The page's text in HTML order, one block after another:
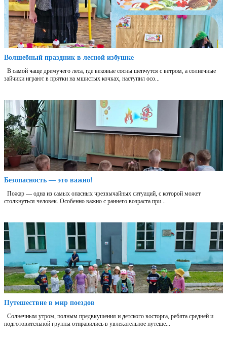
Волшебный праздник в лесной избушке
В самой чаще дремучего леса, где вековые сосны шепчутся с ветром, а солнечные
зайчики играют в прятки на мшистых кочках, наступил осо...
Безопасность — это важно!
Пожар — одна из самых опасных чрезвычайных ситуаций, с которой может
столкнуться человек. Особенно важно с раннего возраста при...
Путешествие в мир поездов
Солнечным утром, полным предвкушения и детского восторга, ребята средней и
подготовительной группы отправились в увлекательное путеше...